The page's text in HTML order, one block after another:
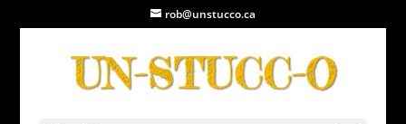
rob@unstucco.ca